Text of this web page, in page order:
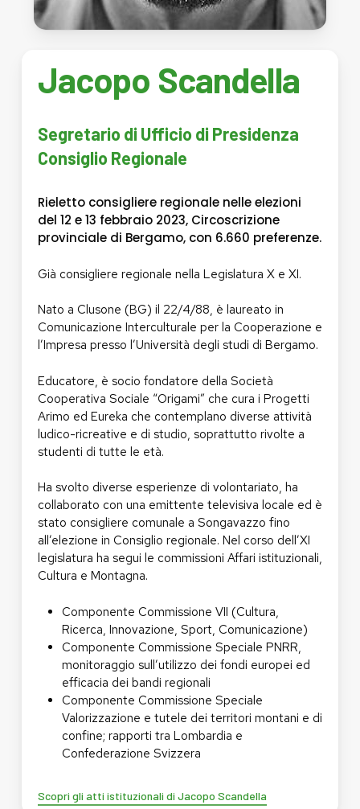
Jacopo Scandella
Segretario di Ufficio di Presidenza
Consiglio Regionale
Rieletto consigliere regionale nelle elezioni
del 12 e 13 febbraio 2023, Circoscrizione
provinciale di Bergamo, con 6.660 preferenze.
Già consigliere regionale nella Legislatura X e XI.
Nato a Clusone (BG) il 22/4/88, è laureato in
Comunicazione Interculturale per la Cooperazione e
l’Impresa presso l’Università degli studi di Bergamo.
Educatore, è socio fondatore della Società
Cooperativa Sociale “Origami” che cura i Progetti
Arimo ed Eureka che contemplano diverse attività
ludico-ricreative e di studio, soprattutto rivolte a
studenti di tutte le età.
Ha svolto diverse esperienze di volontariato, ha
collaborato con una emittente televisiva locale ed è
stato consigliere comunale a Songavazzo fino
all’elezione in Consiglio regionale. Nel corso dell’XI
legislatura ha segui le commissioni Affari istituzionali,
Cultura e Montagna.
Componente Commissione VII (Cultura,
Ricerca, Innovazione, Sport, Comunicazione)
Componente Commissione Speciale PNRR,
monitoraggio sull’utilizzo dei fondi europei ed
efficacia dei bandi regionali
Componente Commissione Speciale
Valorizzazione e tutele dei territori montani e di
confine; rapporti tra Lombardia e
Confederazione Svizzera
Scopri gli atti istituzionali di Jacopo Scandella